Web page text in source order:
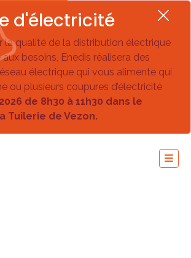
d'électricité
la qualité de la distribution électrique
besoins, Enedis réalisera des
électrique qui vous alimente qui
ou plusieurs coupures d’électricité
de 8h30 à 11h30 dans le
Tuilerie de Vezon.